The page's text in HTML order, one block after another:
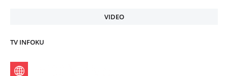
VIDEO
TV INFOKU